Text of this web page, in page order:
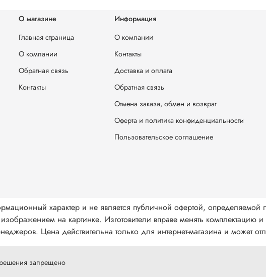
О магазине
Главная страница
О компании
Обратная связь
Контакты
Информация
О компании
Контакты
Доставка и оплата
Обратная связь
Отмена заказа, обмен и возврат
Оферта и политика конфиденциальности
Пользовательское соглашение
характер и не является публичной офертой,
на картинке. Изготовители вправе менять комплектацию и
Цена действительна только для интернет-магазина и может
запрещено